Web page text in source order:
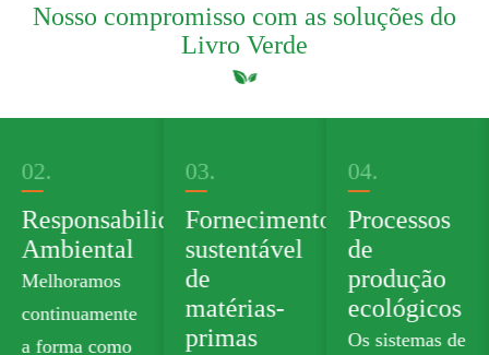
Nosso compromisso com as soluções do
Livro Verde
03.
Fornecimento
sustentável
de
matérias-
primas
04.
Processos
de
produção
ecológicos
Os sistemas de
05.
Produto
Verde
Portfolio
Oferecemos
papelão de